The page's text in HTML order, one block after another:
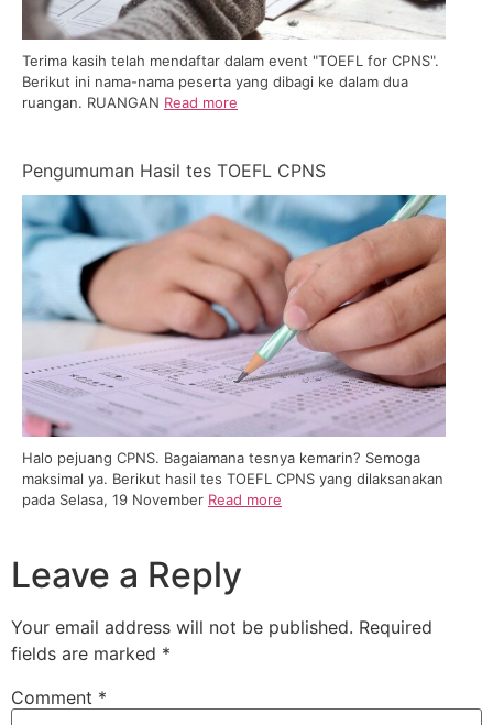
Terima kasih telah mendaftar dalam event "TOEFL for CPNS".
Berikut ini nama-nama peserta yang dibagi ke dalam dua
ruangan. RUANGAN Read more
Pengumuman Hasil tes TOEFL CPNS
Halo pejuang CPNS. Bagaiamana tesnya kemarin? Semoga
maksimal ya. Berikut hasil tes TOEFL CPNS yang dilaksanakan
pada Selasa, 19 November Read more
Leave a Reply
Your email address will not be published. Required
fields are marked *
Comment *